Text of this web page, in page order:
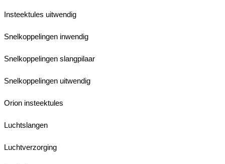
Insteektules uitwendig
Snelkoppelingen inwendig
Snelkoppelingen slangpilaar
Snelkoppelingen uitwendig
Orion insteektules
Luchtslangen
Luchtverzorging